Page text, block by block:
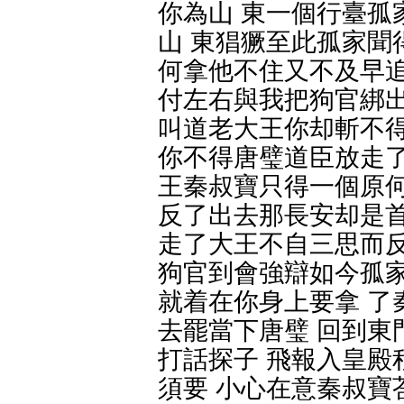
你為山 東一個行臺孤
山 東猖獗至此孤家聞
何拿他不住又不及早
付左右與我把狗官綁
叫道老大王你却斬不
你不得唐璧道臣放走
王秦叔寶只得一個原
反了出去那長安却是
走了大王不自三思而
狗官到會強辯如今孤
就着在你身上要拿 了
去罷當下唐璧 回到東
打話探子 飛報入皇殿
須要 小心在意秦叔寶